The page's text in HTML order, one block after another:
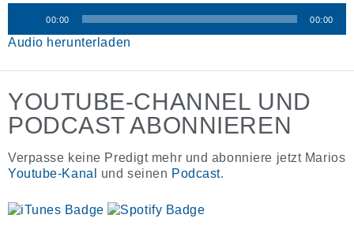
Audio-
00:00 00:00
Audio herunterladen
YOUTUBE-CHANNEL UND
PODCAST ABONNIEREN
Verpasse keine Predigt mehr und abonniere jetzt Marios
Youtube-Kanal
und seinen Podcast.